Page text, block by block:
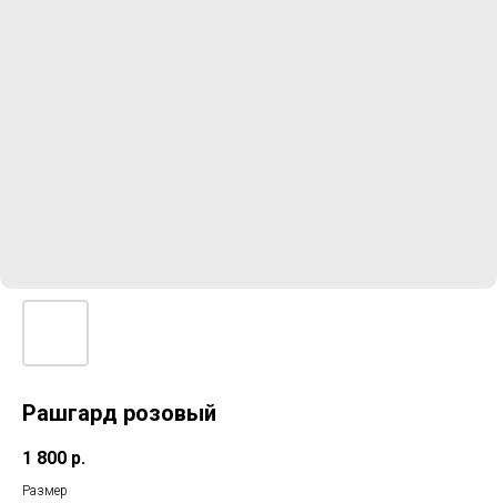
Рашгард розовый
1 800 р.
Размер